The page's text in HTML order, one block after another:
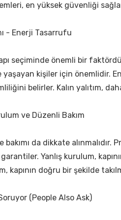
en yüksek güvenliği
- Enerji Tasarrufu
seçiminde önemli bir
kişiler için önemlidir.
belirler. Kalın yalıtım,
ve Düzenli Bakım
bakımı da dikkate
garantiler. Yanlış kurulum,
kapının doğru bir şekilde
(People Also Ask)